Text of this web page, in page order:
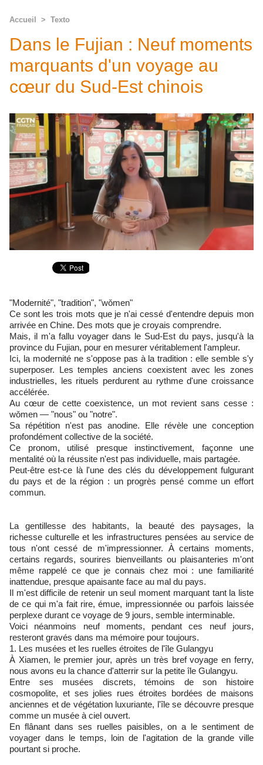
Accueil > Texto
Dans le Fujian : Neuf moments
marquants d'un voyage au
cœur du Sud-Est chinois
"Modernité", "tradition", "wǒmen"
Ce sont les trois mots que je n'ai cessé d'entendre depuis mon
arrivée en Chine. Des mots que je croyais comprendre.
Mais, il m'a fallu voyager dans le Sud-Est du pays, jusqu'à la
province du Fujian, pour en mesurer véritablement l'ampleur.
Ici, la modernité ne s'oppose pas à la tradition : elle semble s'y
superposer. Les temples anciens coexistent avec les zones
industrielles, les rituels perdurent au rythme d'une croissance
accélérée.
Au cœur de cette coexistence, un mot revient sans cesse :
wǒmen — "nous" ou "notre".
Sa répétition n'est pas anodine. Elle révèle une conception
profondément collective de la société.
Ce pronom, utilisé presque instinctivement, façonne une
mentalité où la réussite n'est pas individuelle, mais partagée.
Peut-être est-ce là l'une des clés du développement fulgurant
du pays et de la région : un progrès pensé comme un effort
commun.
La gentillesse des habitants, la beauté des paysages, la
richesse culturelle et les infrastructures pensées au service de
tous n'ont cessé de m'impressionner. À certains moments,
certains regards, sourires bienveillants ou plaisanteries m'ont
même rappelé ce que je connais chez moi : une familiarité
inattendue, presque apaisante face au mal du pays.
Il m'est difficile de retenir un seul moment marquant tant la liste
de ce qui m'a fait rire, émue, impressionnée ou parfois laissée
perplexe durant ce voyage de 9 jours, semble interminable.
Voici néanmoins neuf moments, pendant ces neuf jours,
resteront gravés dans ma mémoire pour toujours.
1. Les musées et les ruelles étroites de l'île Gulangyu
À Xiamen, le premier jour, après un très bref voyage en ferry,
nous avons eu la chance d'atterrir sur la petite île Gulangyu.
Entre ses musées discrets, témoins de son histoire
cosmopolite, et ses jolies rues étroites bordées de maisons
anciennes et de végétation luxuriante, l'île se découvre presque
comme un musée à ciel ouvert.
En flânant dans ses ruelles paisibles, on a le sentiment de
voyager dans le temps, loin de l'agitation de la grande ville
pourtant si proche.